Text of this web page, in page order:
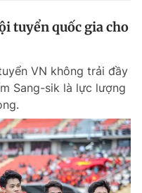
tuyển quốc gia cho
VN không trải đầy
Sang-sik là lực lượng